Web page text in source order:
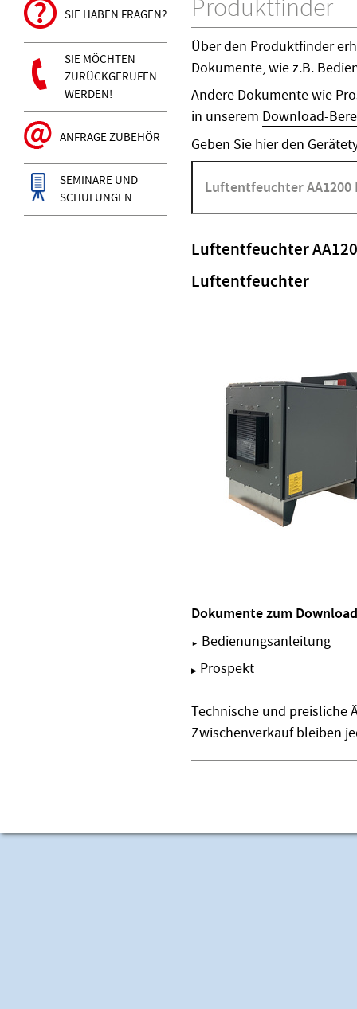
SIE HABEN FRAGEN?
SIE MÖCHTEN
ZURÜCKGERUFEN
WERDEN!
ANFRAGE ZUBEHÖR
SEMINARE UND
SCHULUNGEN
Produktfinder
Über den Produktfinder
Dokumente, wie z.B.
Andere Dokumente wie
in unserem Download-
Geben Sie hier den
Luftentfeuchter
Luftentfeuchter
Dokumente zum
► Bedienungsanleitung
Prospekt
Technische und preisliche
Zwischenverkauf bleiben